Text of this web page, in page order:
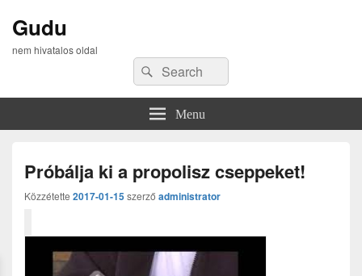
Gudu
nem hivatalos oldal
Search
for:
Search
Menu
Próbálja ki a propolisz cseppeket!
Közzétette 2017-01-15szerző administrator